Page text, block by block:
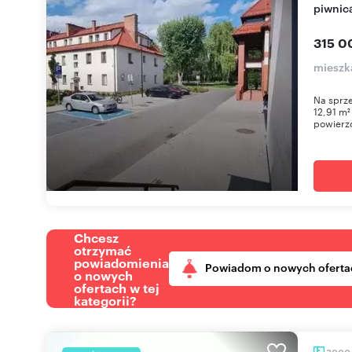
315
Na
12,91
Chcesz
otrzymać
powiadomienia
o nowych
ofertach w tej
kategorii?
Powiadom o nowych